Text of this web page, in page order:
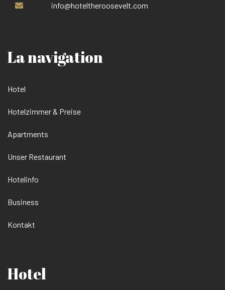
info@hoteltheroosevelt.com
La navigation
Hotel
Hotelzimmer & Preise
Apartments
Unser Restaurant
Hotelinfo
Business
Kontakt
Hotel